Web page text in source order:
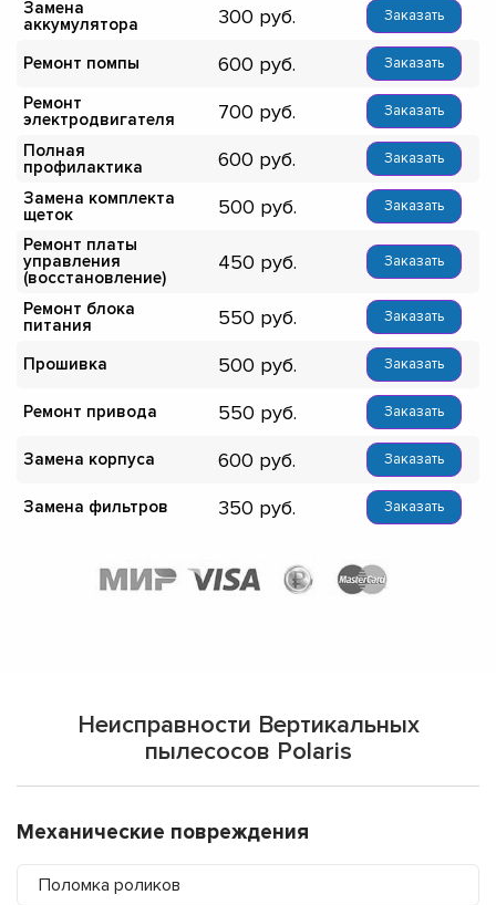
Замена
аккумулятора
300 Заказать
Ремонт помпы 600 Заказать
Ремонт
электродвигателя
700 Заказать
Полная
профилактика
600 Заказать
Замена комплекта
щеток
500 Заказать
Ремонт платы
управления
(восстановление)
450 Заказать
Ремонт блока
питания
550 Заказать
Прошивка 500 Заказать
Ремонт привода 550 Заказать
Замена корпуса 600 Заказать
Замена фильтров 350 Заказать
Неисправности Вертикальных
пылесосов Polaris
Механические повреждения
Поломка роликов